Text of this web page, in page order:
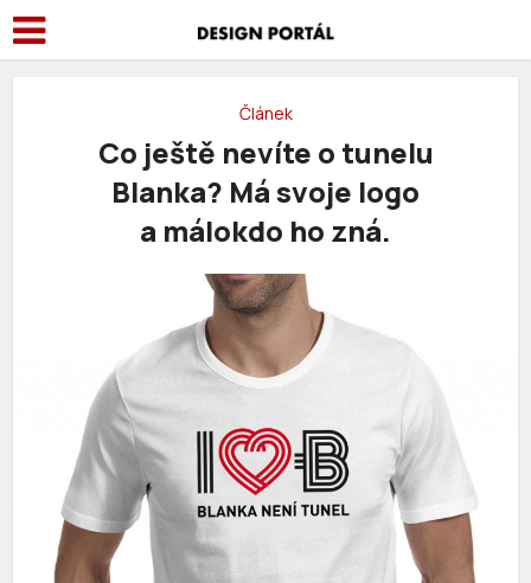
Článek
Co ještě nevíte o tunelu
Blanka? Má svoje logo
a málokdo ho zná.